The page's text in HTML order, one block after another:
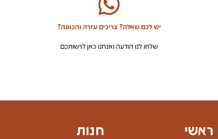
יש לכם שאלה? צריכים עזרה והכוונה?
שלחו לנו הודעה ואנחנו כאן לרשותכם
ראשי חנות